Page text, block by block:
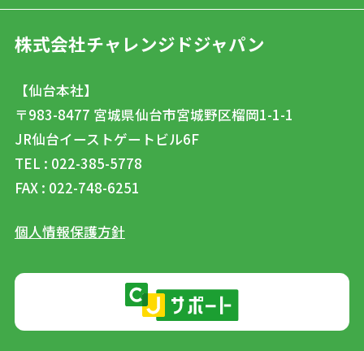
株式会社チャレンジドジャパン
【仙台本社】
〒983-8477 宮城県仙台市宮城野区榴岡1-1-1
JR仙台イーストゲートビル6F
TEL : 022-385-5778
FAX : 022-748-6251
個人情報保護方針